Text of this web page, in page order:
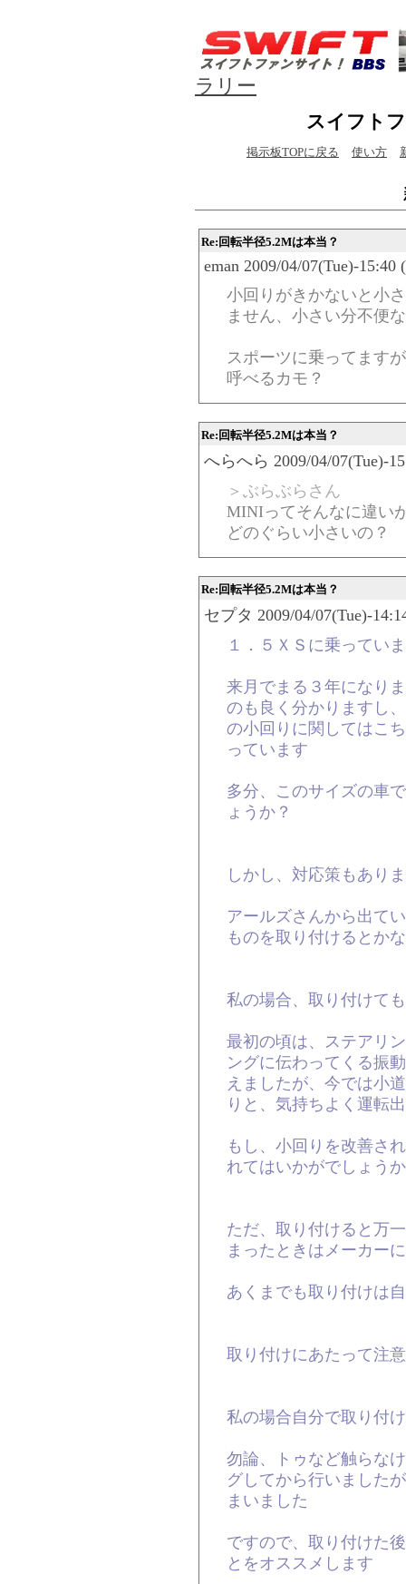
ラリー
スイフト
掲示板TOPに戻る 使い方
Re:回転半径5.2Mは本当？
eman 2009/04/07(Tue)-15:40
小回りがきかないと小
ません、小さい分不便
スポーツに乗ってます
呼べるカモ？
Re:回転半径5.2Mは本当？
へらへら 2009/04/07(Tue)-
＞ぶらぶらさん
MINIってそんなに違い
どのぐらい小さいの？
Re:回転半径5.2Mは本当？
セプタ 2009/04/07(Tue)-
１．５ＸＳに乗ってい
来月でまる３年になり
のも良く分かりますし
の小回りに関してはこ
っています
多分、このサイズの車
ょうか？
しかし、対応策もあり
アールズさんから出て
ものを取り付けるとか
私の場合、取り付けて
最初の頃は、ステアリ
ングに伝わってくる振
えましたが、今では小
りと、気持ちよく運転
もし、小回りを改善さ
れてはいかがでしょう
ただ、取り付けると万
まったときはメーカー
あくまでも取り付けは
取り付けにあたって注
私の場合自分で取り付
勿論、トゥなど触らな
グしてから行いました
まいました
ですので、取り付けた
とをオススメします